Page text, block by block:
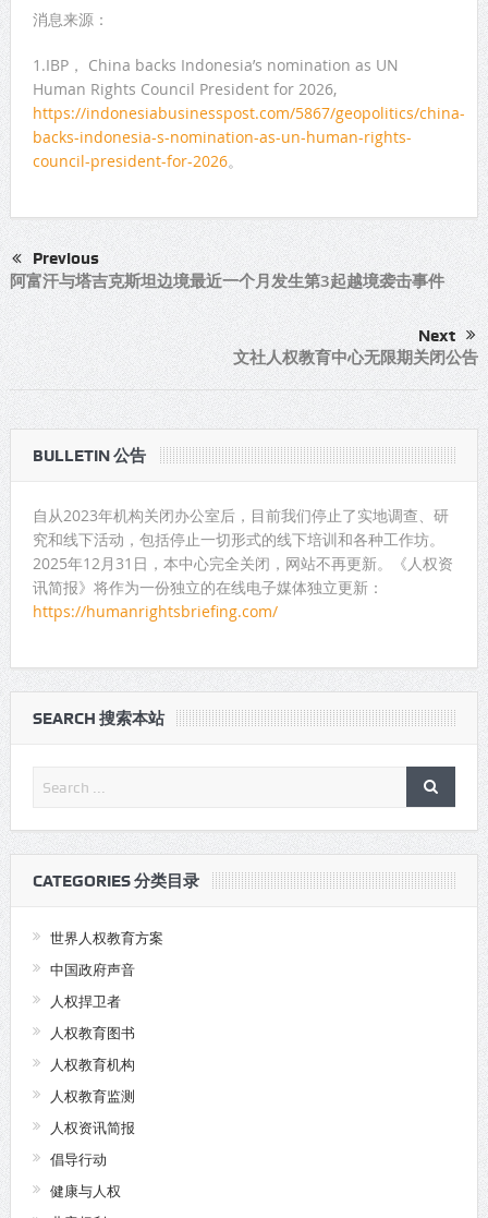
消息来源：
1.IBP， China backs Indonesia’s nomination as UN
Human Rights Council President for 2026,
https://indonesiabusinesspost.com/5867/geopolitics/china-
backs-indonesia-s-nomination-as-un-human-rights-
council-president-for-2026。
Previous
阿富汗与塔吉克斯坦边境最近一个月发生第3起越境袭击事件
Next
文社人权教育中心无限期关闭公告
BULLETIN 公告
自从2023年机构关闭办公室后，目前我们停止了实地调查、研
究和线下活动，包括停止一切形式的线下培训和各种工作坊。
2025年12月31日，本中心完全关闭，网站不再更新。《人权资
讯简报》将作为一份独立的在线电子媒体独立更新：
https://humanrightsbriefing.com/
SEARCH 搜索本站
CATEGORIES 分类目录
世界人权教育方案
中国政府声音
人权捍卫者
人权教育图书
人权教育机构
人权教育监测
人权资讯简报
倡导行动
健康与人权